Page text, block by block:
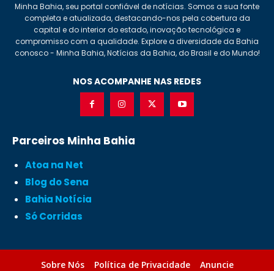
Minha Bahia, seu portal confiável de notícias. Somos a sua fonte
completa e atualizada, destacando-nos pela cobertura da
capital e do interior do estado, inovação tecnológica e
compromisso com a qualidade. Explore a diversidade da Bahia
conosco - Minha Bahia, Notícias da Bahia, do Brasil e do Mundo!
NOS ACOMPANHE NAS REDES
Parceiros Minha Bahia
Atoa na Net
Blog do Sena
Bahia Notícia
Só Corridas
Sobre Nós Política de Privacidade Anuncie